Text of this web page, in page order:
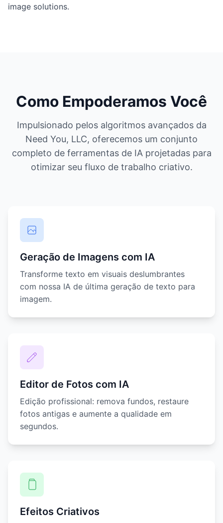
image solutions.
Como Empoderamos Você
Impulsionado pelos algoritmos avançados da
Need You, LLC, oferecemos um conjunto
completo de ferramentas de IA projetadas para
otimizar seu fluxo de trabalho criativo.
Geração de Imagens com IA
Transforme texto em visuais deslumbrantes
com nossa IA de última geração de texto para
imagem.
Editor de Fotos com IA
Edição profissional: remova fundos, restaure
fotos antigas e aumente a qualidade em
segundos.
Efeitos Criativos